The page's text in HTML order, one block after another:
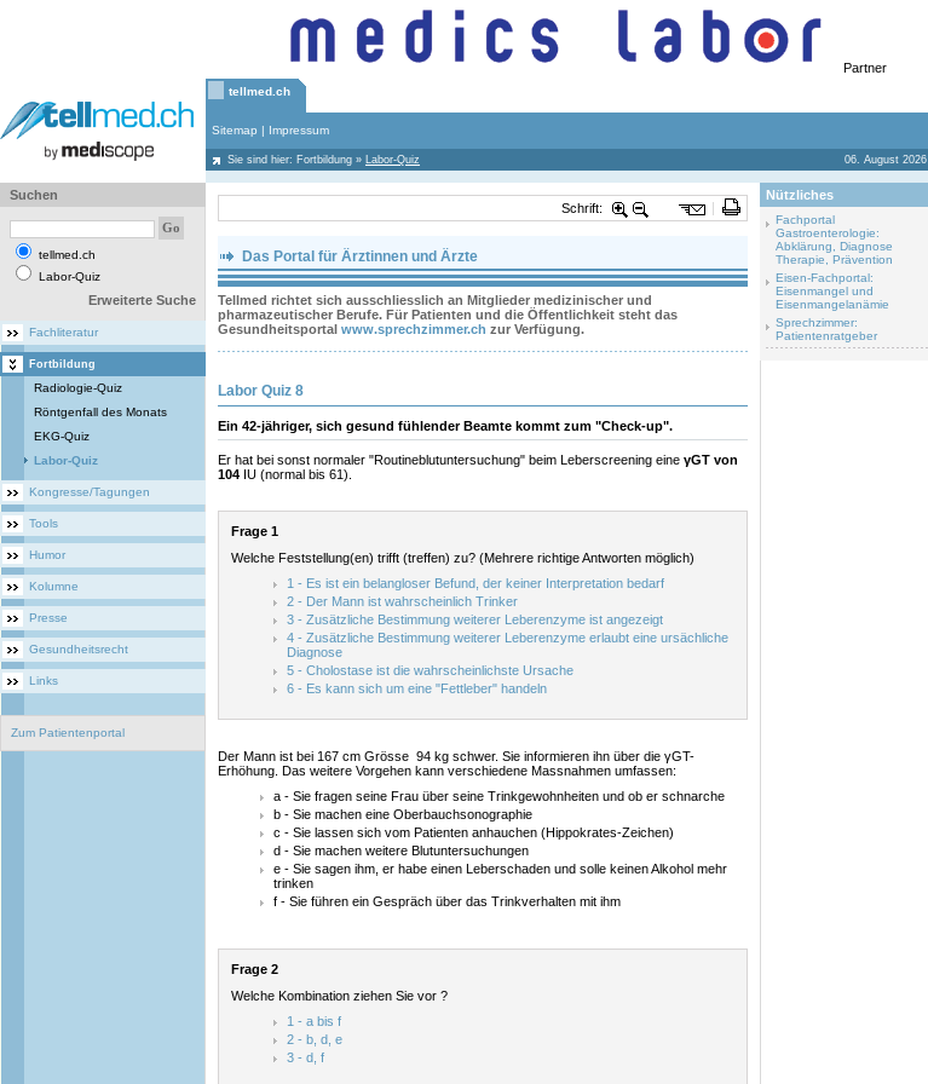
Partner
tellmed.ch
Sitemap | Impressum
Sie sind hier: Fortbildung » Labor-Quiz 06. August 2026
Suchen
tellmed.ch
Labor-Quiz
Erweiterte Suche
Fachliteratur
Fortbildung
Radiologie-Quiz
Röntgenfall des Monats
EKG-Quiz
Labor-Quiz
Kongresse/Tagungen
Tools
Humor
Kolumne
Presse
Gesundheitsrecht
Links
Zum Patientenportal
Schrift:
Das Portal für Ärztinnen und Ärzte
Tellmed richtet sich ausschliesslich an Mitglieder medizinischer und
pharmazeutischer Berufe. Für Patienten und die Öffentlichkeit steht das
Gesundheitsportal www.sprechzimmer.ch zur Verfügung.
Labor Quiz 8
Ein 42-jähriger, sich gesund fühlender Beamte kommt zum "Check-up".
Er hat bei sonst normaler "Routineblutuntersuchung" beim Leberscreening eine γGT von
104 IU (normal bis 61).
Frage 1
Welche Feststellung(en) trifft (treffen) zu? (Mehrere richtige Antworten möglich)
1 - Es ist ein belangloser Befund, der keiner Interpretation bedarf
2 - Der Mann ist wahrscheinlich Trinker
3 - Zusätzliche Bestimmung weiterer Leberenzyme ist angezeigt
4 - Zusätzliche Bestimmung weiterer Leberenzyme erlaubt eine ursächliche
Diagnose
5 - Cholostase ist die wahrscheinlichste Ursache
6 - Es kann sich um eine "Fettleber" handeln
Der Mann ist bei 167 cm Grösse 94 kg schwer. Sie informieren ihn über die γGT-
Erhöhung. Das weitere Vorgehen kann verschiedene Massnahmen umfassen:
a - Sie fragen seine Frau über seine Trinkgewohnheiten und ob er schnarche
b - Sie machen eine Oberbauchsonographie
c - Sie lassen sich vom Patienten anhauchen (Hippokrates-Zeichen)
d - Sie machen weitere Blutuntersuchungen
e - Sie sagen ihm, er habe einen Leberschaden und solle keinen Alkohol mehr
trinken
f - Sie führen ein Gespräch über das Trinkverhalten mit ihm
Frage 2
Welche Kombination ziehen Sie vor ?
1 - a bis f
2 - b, d, e
3 - d, f
Nützliches
Fachportal
Gastroenterologie:
Abklärung, Diagnose
Therapie, Prävention
Eisen-Fachportal:
Eisenmangel und
Eisenmangelanämie
Sprechzimmer:
Patientenratgeber